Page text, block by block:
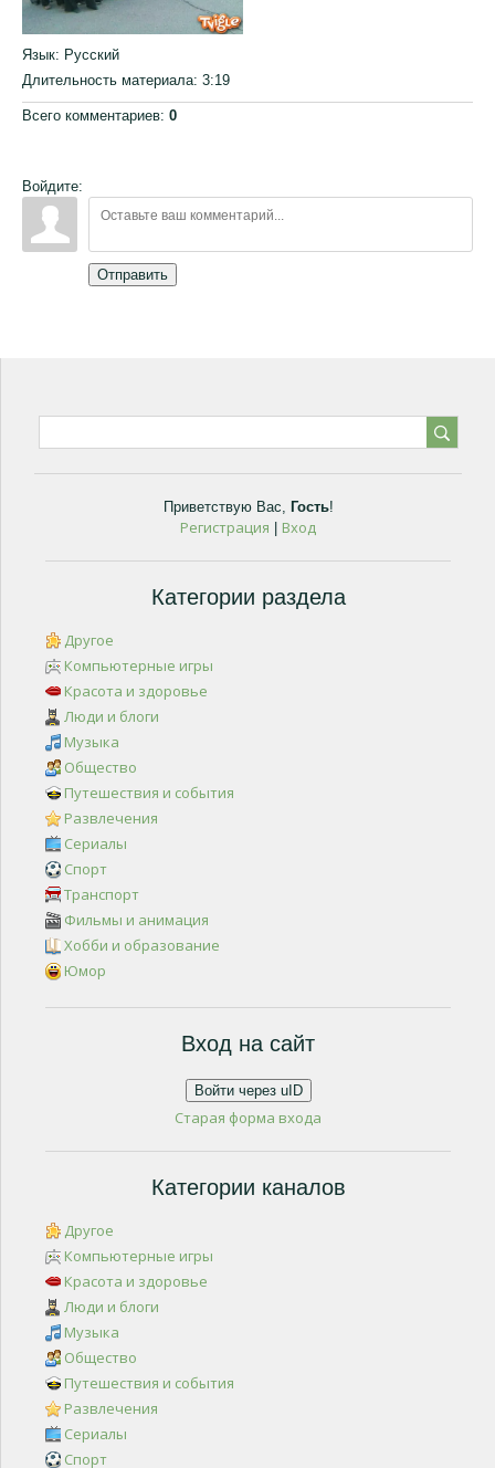
Язык: Русский
Длительность материала: 3:19
Всего комментариев: 0
Войдите:
Отправить
Приветствую Вас, Гость!
Регистрация Вход
Категории раздела
Другое
Компьютерные игры
Красота и здоровье
Люди и блоги
Музыка
Общество
Путешествия и события
Развлечения
Сериалы
Спорт
Транспорт
Фильмы и анимация
Хобби и образование
Юмор
Вход на сайт
Войти через uID
Старая форма входа
Категории каналов
Другое
Компьютерные игры
Красота и здоровье
Люди и блоги
Музыка
Общество
Путешествия и события
Развлечения
Сериалы
Спорт